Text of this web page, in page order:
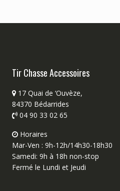
Tir Chasse Accessoires
17 Quai de ‘Ouvèze,
84370 Bédarrides
04 90 33 02 65
Horaires
Mar-Ven : 9h-12h/14h30-18h30
Samedi: 9h à 18h non-stop
Fermé le Lundi et Jeudi